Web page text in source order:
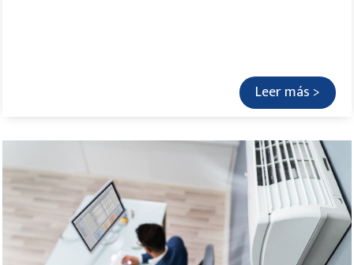
Leer más >